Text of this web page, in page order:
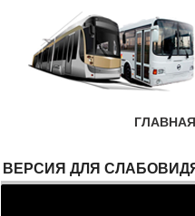
ГЛАВНАЯ
ВЕРСИЯ ДЛЯ